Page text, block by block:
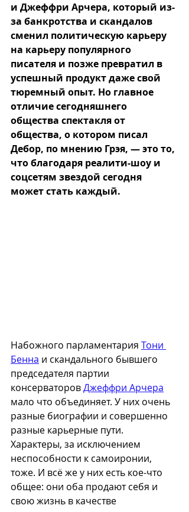
и Джеффри Арчера, который из-
за банкротства и скандалов
сменил политическую карьеру
на карьеру популярного
писателя и позже превратил в
успешный продукт даже свой
тюремный опыт. Но главное
отличие сегодняшнего
общества спектакля от
общества, о котором писал
Дебор, по мнению Грэя, — это то,
что благодаря реалити-шоу и
соцсетям звездой сегодня
может стать каждый.
Набожного парламентария Тони
Бенна и скандального бывшего
председателя партии
консерваторов Джеффри Арчера
мало что объединяет. У них очень
разные биографии и совершенно
разные карьерные пути.
Характеры, за исключением
неспособности к самоиронии,
тоже. И всё же у них есть кое-что
общее: они оба продают себя и
свою жизнь в качестве